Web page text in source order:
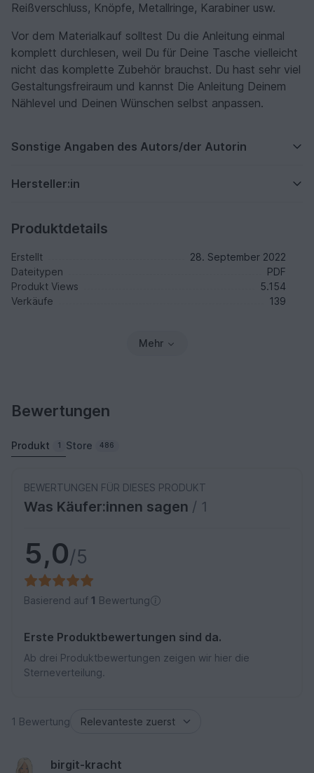
Reißverschluss, Knöpfe, Metallringe, Karabiner usw.
Vor dem Materialkauf solltest Du die Anleitung einmal
komplett durchlesen, weil Du für Deine Tasche vielleicht
nicht das komplette Zubehör brauchst. Du hast sehr viel
Gestaltungsfreiraum und kannst Die Anleitung Deinem
Nählevel und Deinen Wünschen selbst anpassen.
Sonstige Angaben des Autors/der Autorin
Hersteller:in
Produktdetails
Erstellt
28. September 2022
Dateitypen
PDF
Produkt Views
5.154
Verkäufe
139
Mehr
Bewertungen
Produkt 1 Store 486
BEWERTUNGEN FÜR DIESES PRODUKT
Was Käufer:innen sagen / 1
5,0/5
Basierend auf 1 Bewertung
Erste Produktbewertungen sind da.
Ab drei Produktbewertungen zeigen wir hier die
Sterneverteilung.
1 Bewertung
birgit-kracht